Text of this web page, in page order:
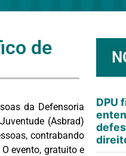
de
da Defensoria
(Asbrad)
contrabando
evento, gratuito e
DPU